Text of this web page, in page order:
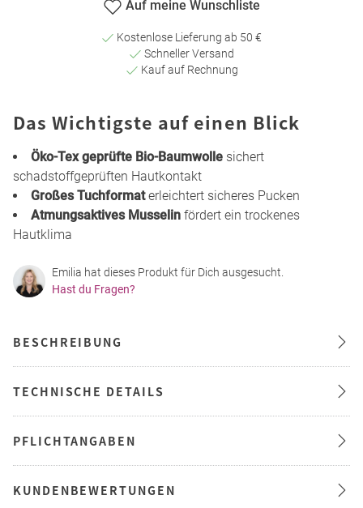
Auf meine Wunschliste
Kostenlose Lieferung ab 50 €
Schneller Versand
Kauf auf Rechnung
Das Wichtigste auf einen Blick
Öko-Tex geprüfte Bio-Baumwolle sichert
schadstoffgeprüften Hautkontakt
Großes Tuchformaterleichtert sicheres Pucken
Atmungsaktives Musselin fördert ein trockenes
Hautklima
Emilia hat dieses Produkt für Dich ausgesucht.
Hast du Fragen?
BESCHREIBUNG
TECHNISCHE DETAILS
PFLICHTANGABEN
KUNDENBEWERTUNGEN